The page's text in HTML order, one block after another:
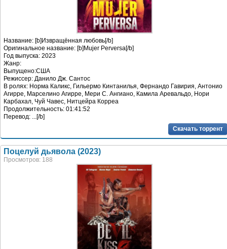
Название: [b]Извращённая любовь[/b]
Оригинальное название: [b]Mujer Perversa[/b]
Год выпуска: 2023
Жанр:
Выпущено:США
Режиссер: Данило Дж. Сантос
В ролях: Норма Каликс, Гильермо Кинтанилья, Фернандо Гавирия, Антонио
Агирре, Марселино Агирре, Мери С. Ангиано, Камила Аревальдо, Нори
Карбахал, Чуй Чавес, Нитцейра Корреа
Продолжительность: 01:41:52
Перевод: ...[/b]
Скачать торрент
Поцелуй дьявола (2023)
Просмотров: 188